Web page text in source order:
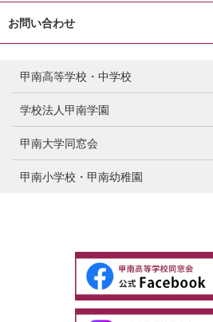
お問い合わせ
甲南高等学校・中学校
学校法人甲南学園
甲南大学同窓会
甲南小学校・甲南幼稚園